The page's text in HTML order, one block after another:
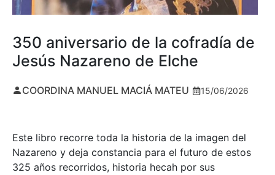
350 aniversario de la cofradía de
Jesús Nazareno de Elche
COORDINA MANUEL MACIÁ MATEU 15/06/2026
Este libro recorre toda la historia de la imagen del
Nazareno y deja constancia para el futuro de estos
325 años recorridos, historia hecah por sus